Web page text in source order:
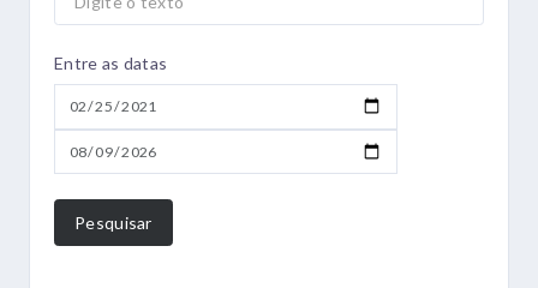
Entre as datas
Pesquisar